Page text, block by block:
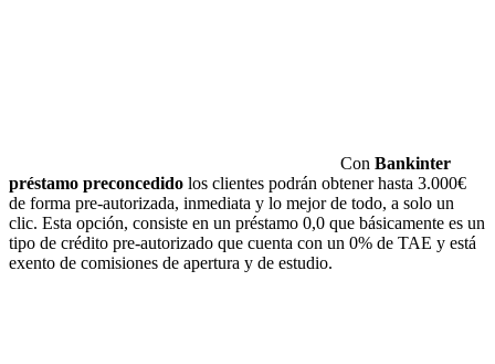
Con Bankinter
préstamo preconcedido los clientes podrán obtener hasta 3.000€
de forma pre-autorizada, inmediata y lo mejor de todo, a solo un
clic. Esta opción, consiste en un préstamo 0,0 que básicamente es un
tipo de crédito pre-autorizado que cuenta con un 0% de TAE y está
exento de comisiones de apertura y de estudio.